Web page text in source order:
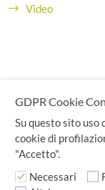
Video
Claudio
ITALY - P.IVA
GDPR Cookie
Su questo sito uso
cookie di
"Accetto".
Necessari